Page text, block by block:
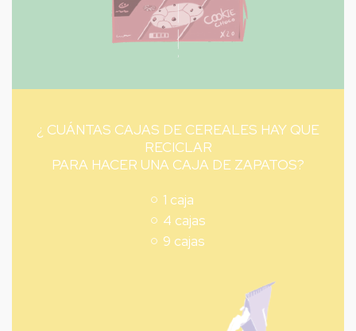
¿ CUÁNTAS CAJAS DE CEREALES HAY QUE
RECICLAR
PARA HACER UNA CAJA DE ZAPATOS?
1 caja
4 cajas
9 cajas